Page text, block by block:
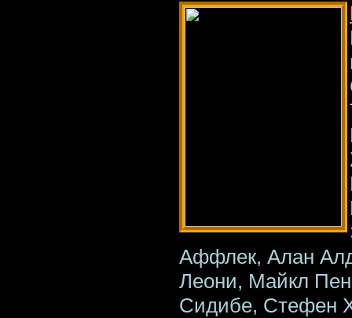
Аффлек, Алан
Леони, Майкл
Сидибе, Стефен